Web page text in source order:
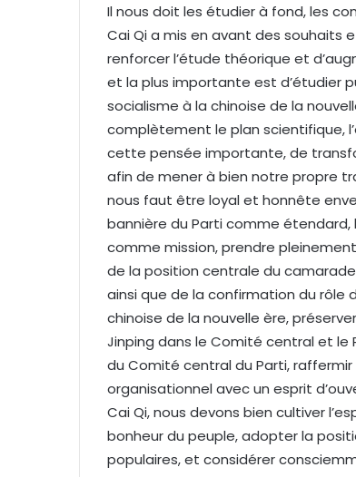
Il nous doit les étudier à fond, les
Cai Qi a mis en avant des souhaits
renforcer l’étude théorique et
et la plus importante est d’étudier
socialisme à la chinoise de la
complètement le plan scientifique,
cette pensée importante, de
afin de mener à bien notre propre
nous faut être loyal et honnête
bannière du Parti comme
comme mission, prendre
de la position centrale du
ainsi que de la confirmation du rôle
chinoise de la nouvelle ère,
Jinping dans le Comité central et le
du Comité central du Parti,
organisationnel avec un esprit
Cai Qi, nous devons bien cultiver
bonheur du peuple, adopter la
populaires, et considérer